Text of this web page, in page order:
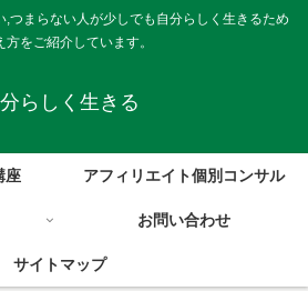
,つまらない人が少しでも自分らしく生きるため
方をご紹介しています。
らしく生きる
座 アフィリエイト個別コンサル
お問い合わせ
サイトマップ